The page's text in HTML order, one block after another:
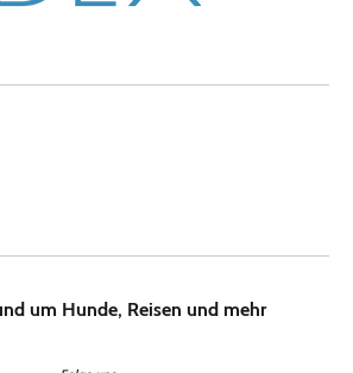
um Hunde, Reisen und mehr